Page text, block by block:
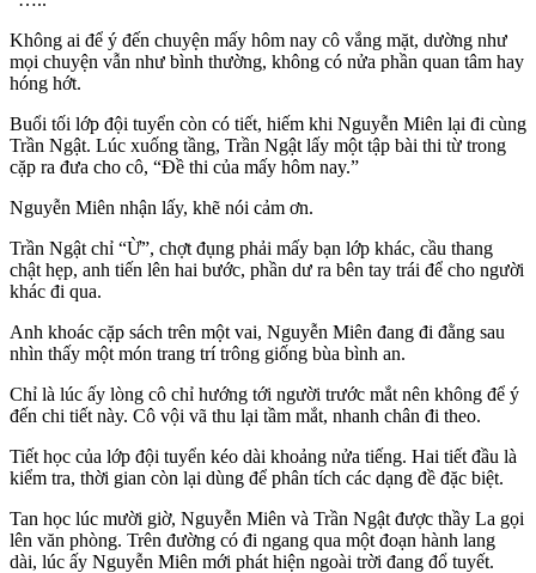
Không ai để ý đến chuyện mấy hôm nay cô vắng mặt, dường như
mọi chuyện vẫn như bình thường, không có nửa phần quan tâm hay
hóng hớt.
Buổi tối lớp đội tuyển còn có tiết, hiếm khi Nguyễn Miên lại đi cùng
Trần Ngật. Lúc xuống tầng, Trần Ngật lấy một tập bài thi từ trong
cặp ra đưa cho cô, “Đề thi của mấy hôm nay.”
Nguyễn Miên nhận lấy, khẽ nói cảm ơn.
Trần Ngật chỉ “Ừ”, chợt đụng phải mấy bạn lớp khác, cầu thang
chật hẹp, anh tiến lên hai bước, phần dư ra bên tay trái để cho người
khác đi qua.
Anh khoác cặp sách trên một vai, Nguyễn Miên đang đi đằng sau
nhìn thấy một món trang trí trông giống bùa bình an.
Chỉ là lúc ấy lòng cô chỉ hướng tới người trước mắt nên không để ý
đến chi tiết này. Cô vội vã thu lại tầm mắt, nhanh chân đi theo.
Tiết học của lớp đội tuyển kéo dài khoảng nửa tiếng. Hai tiết đầu là
kiểm tra, thời gian còn lại dùng để phân tích các dạng đề đặc biệt.
Tan học lúc mười giờ, Nguyễn Miên và Trần Ngật được thầy La gọi
lên văn phòng. Trên đường có đi ngang qua một đoạn hành lang
dài, lúc ấy Nguyễn Miên mới phát hiện ngoài trời đang đổ tuyết.